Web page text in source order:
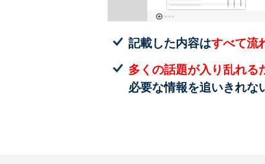
記載した内容はすべて流
多くの話題が入り乱れる
必要な情報を追いきれな